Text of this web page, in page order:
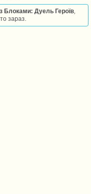
Блоками: Дуель Героїв,
зараз.